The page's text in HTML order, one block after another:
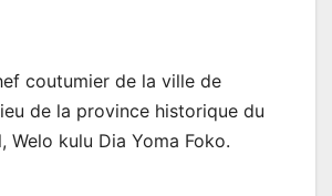
coutumier de la ville de
de la province historique du
Welo kulu Dia Yoma Foko.